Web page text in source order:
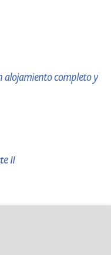
alojamiento completo y
II